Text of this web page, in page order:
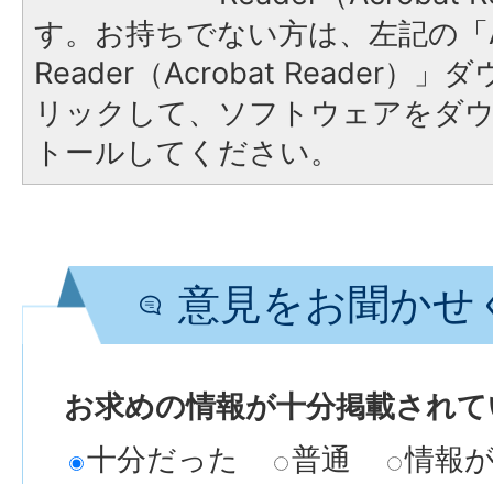
す。お持ちでない方は、左記の
Reader（Acrobat Reader）」ダ
リックして、ソフトウェアをダ
トールしてください。
意見をお聞かせ
お求めの情報が十分掲載され
十分だった
普通 情報